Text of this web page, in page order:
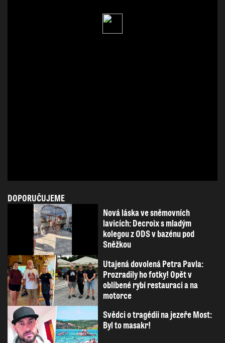
DOPORUČUJEME
Nová láska ve sněmovních
lavicích: Decroix s mladým
kolegou z ODS v bazénu pod
Sněžkou
Utajená dovolená Petra Pavla:
Prozradily ho fotky! Opět v
oblíbené rybí restauraci a na
motorce
Svědci o tragédii na jezeře Most:
Byl to masakr!